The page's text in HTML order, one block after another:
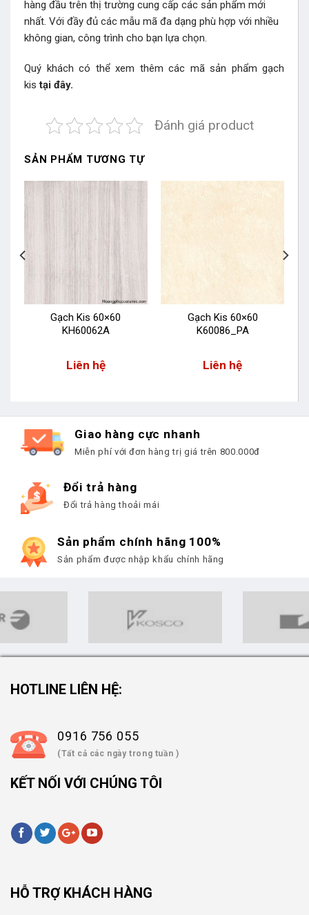
hàng đầu trên thị trường cung cấp các sản phẩm mới
nhất. Với đầy đủ các mẫu mã đa dạng phù hợp với nhiều
không gian, công trình cho bạn lựa chọn.
Quý khách có thể xem thêm các mã sản phẩm gạch
kistại đây.
Đánh giá product
SẢN PHẨM TƯƠNG TỰ
Gạch Kis 60×60
KH60062A
Liên hệ
Gạch Kis 60×60
K60086_PA
Liên hệ
Giao hàng cực nhanh
Miễn phí với đơn hàng trị giá trên 800.000đ
Đổi trả hàng
Đổi trả hàng thoải mái
Sản phẩm chính hãng 100%
Sản phẩm được nhập khẩu chính hãng
HOTLINE LIÊN HỆ:
0916 756 055
(Tất cả các ngày trong tuần )
KẾT NỐI VỚI CHÚNG TÔI
HỖ TRỢ KHÁCH HÀNG